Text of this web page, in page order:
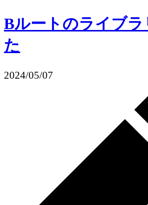
Bルートのライブラ
た
2024/05/07